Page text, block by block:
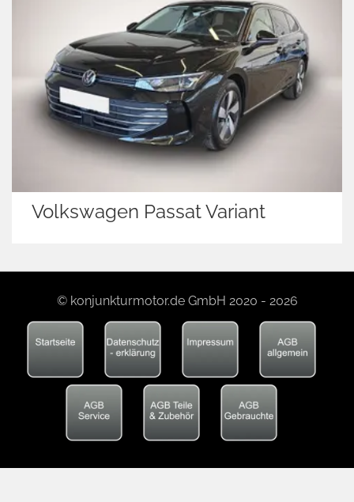
Volkswagen Passat Variant
© konjunkturmotor.de GmbH 2020 - 2026